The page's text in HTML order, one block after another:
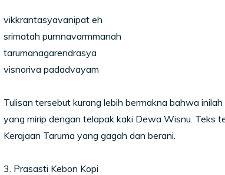
vikkrantasyavanipat eh
srimatah purnnavarmmanah
tarumanagarendrasya
visnoriva padadvayam
Tulisan tersebut kurang lebih bermakna bahwa
yang mirip dengan telapak kaki Dewa Wisnu. Teks
Kerajaan Taruma yang gagah dan berani.
3. Prasasti Kebon Kopi